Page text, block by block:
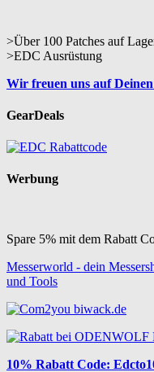
>Über 100 Patches auf
>EDC Ausrüstung
Wir freuen uns auf Deinen
GearDeals
Werbung
Spare 5% mit dem Rabatt
Messerworld - dein
und Tools
10% Rabatt Code: